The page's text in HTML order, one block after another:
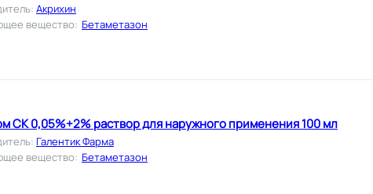
: Акрихин
вещество: Бетаметазон
СК 0,05%+2% раствор для наружного применения 100 мл
: Галентик Фарма
вещество: Бетаметазон